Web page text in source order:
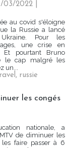
03/2022
au covid s'éloigne
la Russie a lancé
Pour les
une crise en
Et pourtant Bruno
le cap malgré les
un...
, russie
les congés
nationale, a
de diminuer les
les faire passer à 6